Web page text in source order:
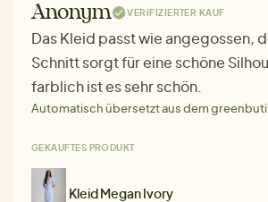
Anonym VERIFIZIERTER KAUF
Das Kleid passt wie angegossen,
Schnitt sorgt für eine schöne
farblich ist es sehr schön.
Automatisch übersetzt aus dem
GEKAUFTES PRODUKT
Kleid Megan Ivory